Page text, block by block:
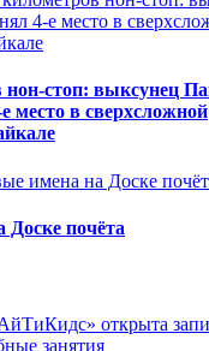
нон-стоп: выксунец
место в сверхсложной
почёта